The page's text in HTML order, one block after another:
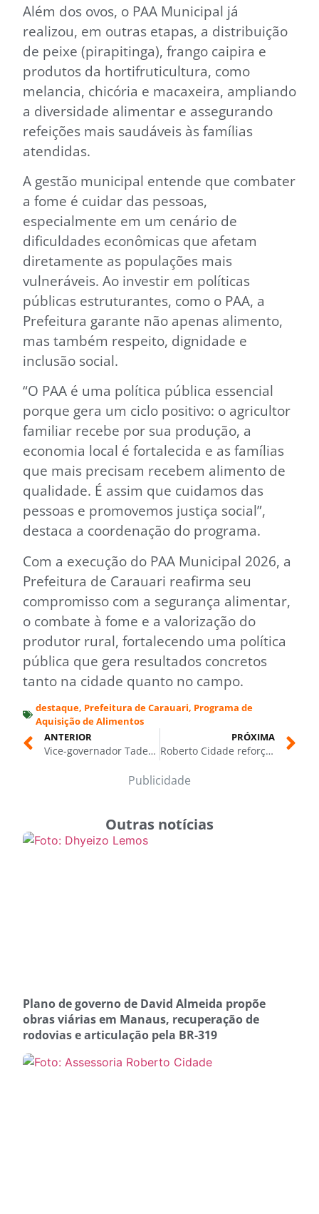
Além dos ovos, o PAA Municipal já
realizou, em outras etapas, a distribuição
de peixe (pirapitinga), frango caipira e
produtos da hortifruticultura, como
melancia, chicória e macaxeira, ampliando
a diversidade alimentar e assegurando
refeições mais saudáveis às famílias
atendidas.
A gestão municipal entende que combater
a fome é cuidar das pessoas,
especialmente em um cenário de
dificuldades econômicas que afetam
diretamente as populações mais
vulneráveis. Ao investir em políticas
públicas estruturantes, como o PAA, a
Prefeitura garante não apenas alimento,
mas também respeito, dignidade e
inclusão social.
“O PAA é uma política pública essencial
porque gera um ciclo positivo: o agricultor
familiar recebe por sua produção, a
economia local é fortalecida e as famílias
que mais precisam recebem alimento de
qualidade. É assim que cuidamos das
pessoas e promovemos justiça social”,
destaca a coordenação do programa.
Com a execução do PAA Municipal 2026, a
Prefeitura de Carauari reafirma seu
compromisso com a segurança alimentar,
o combate à fome e a valorização do
produtor rural, fortalecendo uma política
pública que gera resultados concretos
tanto na cidade quanto no campo.
destaque, Prefeitura de Carauari, Programa de
Aquisição de Alimentos
ANTERIOR
Vice-governador Tadeu de Souza acompanha entrega de óculos e destaca marca de mais de 5,8 mil pessoas beneficiadas
PRÓXIMA
Roberto Cidade reforça rede de proteção com leis de enfrentamento às drogas e ao alcoolismo
Publicidade
Outras notícias
Plano de governo de David Almeida propõe
obras viárias em Manaus, recuperação de
rodovias e articulação pela BR-319